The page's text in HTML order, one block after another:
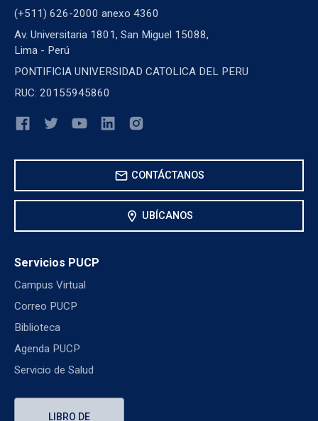
(+511) 626-2000 anexo 4360
Av. Universitaria 1801, San Miguel 15088,
Lima - Perú
PONTIFICIA UNIVERSIDAD CATOLICA DEL PERU
RUC: 20155945860
mail CONTÁCTANOS
location_on UBÍCANOS
Servicios PUCP
Campus Virtual
Correo PUCP
Biblioteca
Agenda PUCP
Servicio de Salud
LIBRO DE